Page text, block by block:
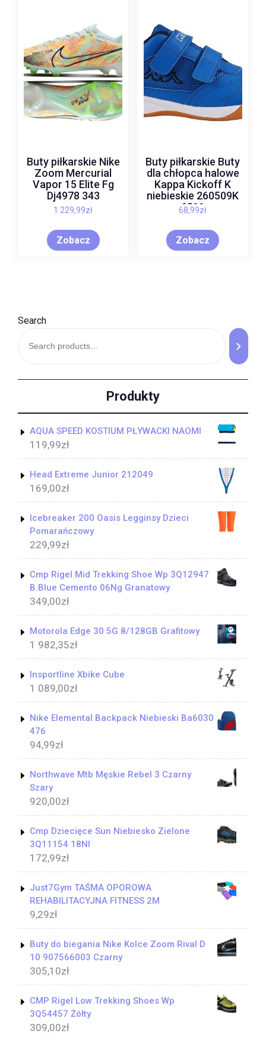
Buty piłkarskie Nike
Zoom Mercurial
Vapor 15 Elite Fg
Dj4978 343
1 229,99zł
Zobacz
Buty piłkarskie Buty
dla chłopca halowe
Kappa Kickoff K
niebieskie 260509K
6011
68,99zł
Zobacz
Search
Produkty
AQUA SPEED KOSTIUM PŁYWACKI NAOMI
119,99zł
Head Extreme Junior 212049
169,00zł
Icebreaker 200 Oasis Legginsy Dzieci
Pomarańczowy
229,99zł
Cmp Rigel Mid Trekking Shoe Wp 3Q12947
B.Blue Cemento 06Ng Granatowy
349,00zł
Motorola Edge 30 5G 8/128GB Grafitowy
1 982,35zł
Insportline Xbike Cube
1 089,00zł
Nike Elemental Backpack Niebieski Ba6030
476
94,99zł
Northwave Mtb Męskie Rebel 3 Czarny
Szary
920,00zł
Cmp Dziecięce Sun Niebiesko Zielone
3Q11154 18Nl
172,99zł
Just7Gym TAŚMA OPOROWA
REHABILITACYJNA FITNESS 2M
9,29zł
Buty do biegania Nike Kolce Zoom Rival D
10 907566003 Czarny
305,10zł
CMP Rigel Low Trekking Shoes Wp
3Q54457 Żółty
309,00zł